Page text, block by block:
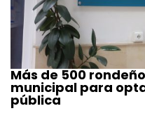
Más de 500
municipal para
pública